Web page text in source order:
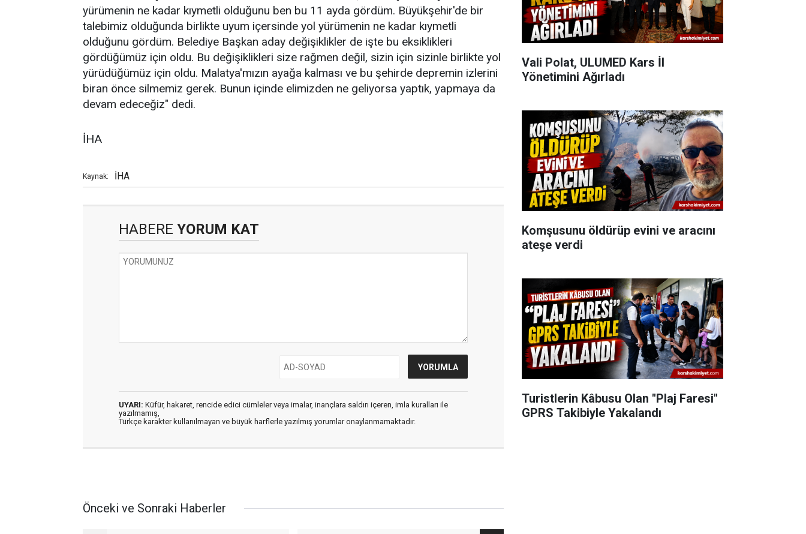
yürümenin ne kadar kıymetli olduğunu ben bu 11 ayda gördüm. Büyükşehir'de bir
talebimiz olduğunda birlikte uyum içersinde yol yürümenin ne kadar kıymetli
olduğunu gördüm. Belediye Başkan aday değişiklikler de işte bu eksiklikleri
gördüğümüz için oldu. Bu değişiklikleri size rağmen değil, sizin için sizinle birlikte yol
yürüdüğümüz için oldu. Malatya'mızın ayağa kalması ve bu şehirde depremin izlerini
biran önce silmemiz gerek. Bunun içinde elimizden ne geliyorsa yaptık, yapmaya da
devam edeceğiz" dedi.
İHA
Kaynak: İHA
HABERE YORUM KAT
UYARI: Küfür, hakaret, rencide edici cümleler veya imalar, inançlara saldırı içeren, imla kuralları ile
yazılmamış,
Türkçe karakter kullanılmayan ve büyük harflerle yazılmış yorumlar onaylanmamaktadır.
Önceki ve Sonraki Haberler
Vali Polat, ULUMED Kars İl
Yönetimini Ağırladı
Komşusunu öldürüp evini ve aracını
ateşe verdi
Turistlerin Kâbusu Olan "Plaj Faresi"
GPRS Takibiyle Yakalandı